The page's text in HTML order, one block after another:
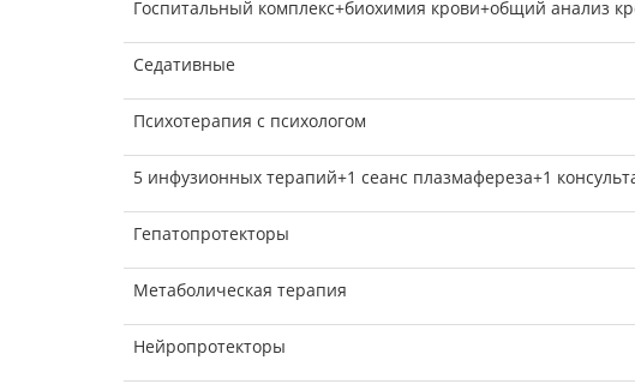
Госпитальный комплекс+биохимия крови+общий анализ
Седативные
Психотерапия с психологом
5 инфузионных терапий+1 сеанс плазмафереза+1
Гепатопротекторы
Метаболическая терапия
Нейропротекторы